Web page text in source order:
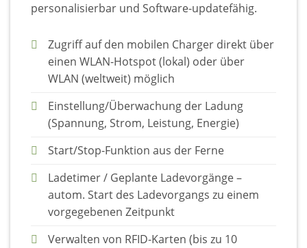
personalisierbar und Software-updatefähig.
Zugriff auf den mobilen Charger direkt über
einen WLAN-Hotspot (lokal) oder über
WLAN (weltweit) möglich
Einstellung/Überwachung der Ladung
(Spannung, Strom, Leistung, Energie)
Start/Stop-Funktion aus der Ferne
Ladetimer / Geplante Ladevorgänge –
autom. Start des Ladevorgangs zu einem
vorgegebenen Zeitpunkt
Verwalten von RFID-Karten (bis zu 10